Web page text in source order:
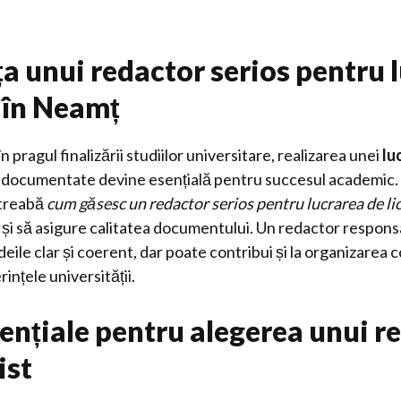
unui redactor serios pentru
Neamț
pragul finalizării studiilor universitare, realizarea unei
devine esențială pentru succesul
cum găsesc un redactor serios pentru lucrarea de
să asigure calitatea documentului. Un redactor
clar și coerent, dar poate contribui și la organizarea
universității.
pentru alegerea unui